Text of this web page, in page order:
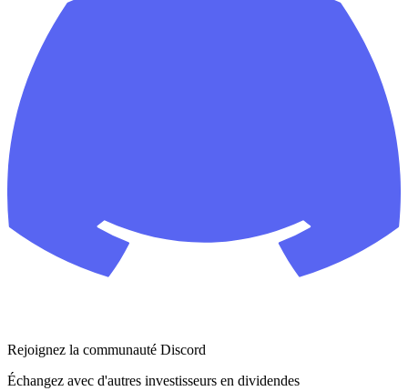
Rejoignez la communauté Discord
Échangez avec d'autres investisseurs en dividendes